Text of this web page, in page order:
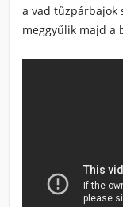
a vad tűzpárbajok
meggyűlik majd a